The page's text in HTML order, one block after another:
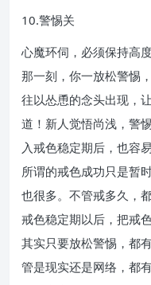
10.警惕关
心魔环伺，必须保持高
那一刻，你一放松警惕
往以怂恿的念头出现，
道！新人觉悟尚浅，警
入戒色稳定期后，也容
所谓的戒色成功只是暂
也很多。不管戒多久，
戒色稳定期以后，把戒
其实只要放松警惕，都
管是现实还是网络，都